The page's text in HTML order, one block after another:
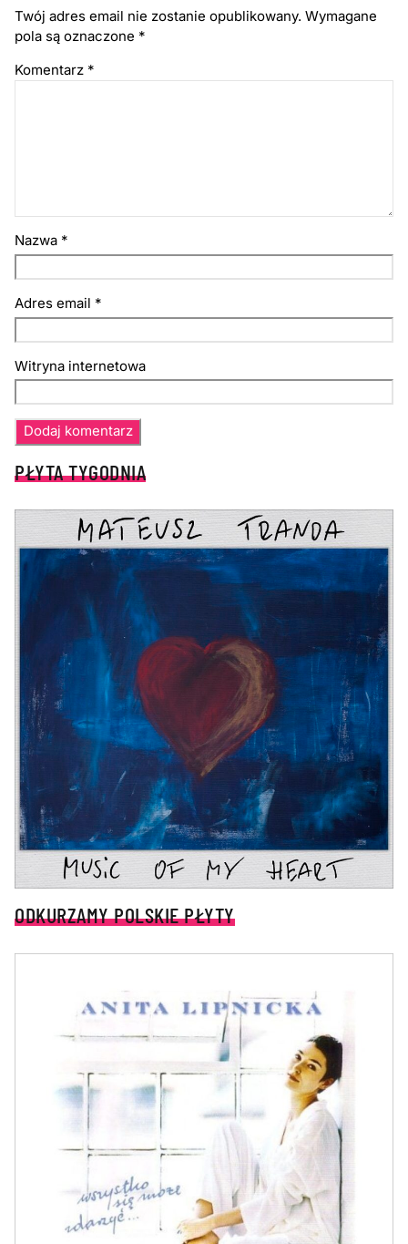
Twój adres email nie zostanie opublikowany. Wymagane
pola są oznaczone *
Komentarz *
Nazwa *
Adres email *
Witryna internetowa
PŁYTA TYGODNIA
ODKURZAMY POLSKIE PŁYTY